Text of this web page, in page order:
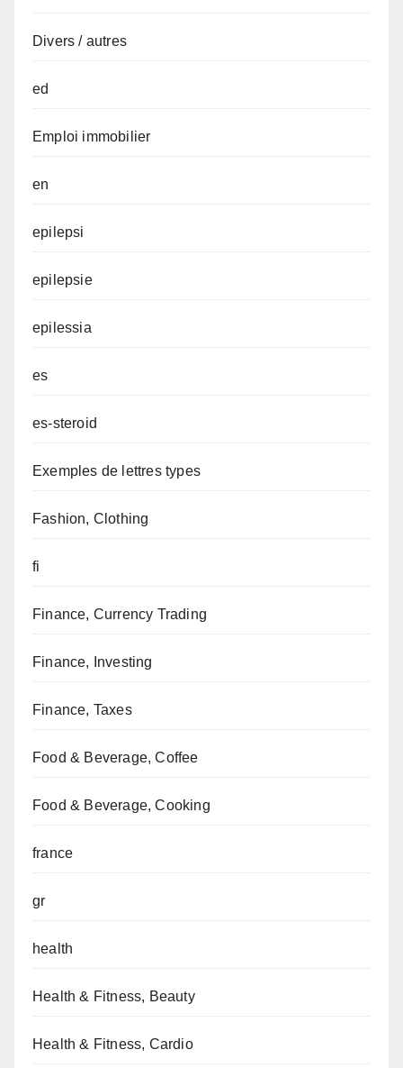
Divers / autres
ed
Emploi immobilier
en
epilepsi
epilepsie
epilessia
es
es-steroid
Exemples de lettres types
Fashion, Clothing
fi
Finance, Currency Trading
Finance, Investing
Finance, Taxes
Food & Beverage, Coffee
Food & Beverage, Cooking
france
gr
health
Health & Fitness, Beauty
Health & Fitness, Cardio